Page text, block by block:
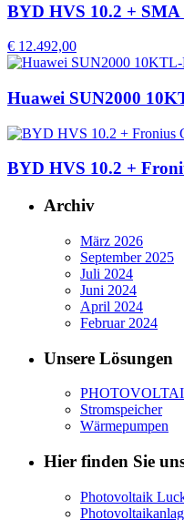
BYD HVS 10.2 + SMA
€ 12.492,00
Huawei SUN2000
BYD HVS 10.2 +
Archiv
März 2026
September 2025
Juli 2024
Juni 2024
April 2024
Februar 2024
Unsere Lösungen
Stromspeicher
Wärmepumpen
Hier finden Sie
Photovoltaik